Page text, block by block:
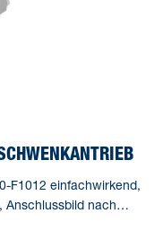
F1012 einfachwirkend,
Anschlussbild nach